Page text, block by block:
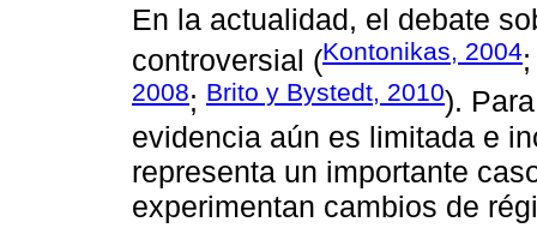
En la actualidad, el debate
controversial (Kontonikas, 2004
2008; Brito y Bystedt, 2010).
evidencia aún es limitada e
representa un importante
experimentan cambios de